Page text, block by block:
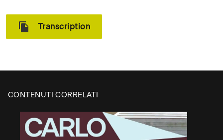
Transcription
CONTENUTI CORRELATI
Digita il nome della tua
università, accademia o